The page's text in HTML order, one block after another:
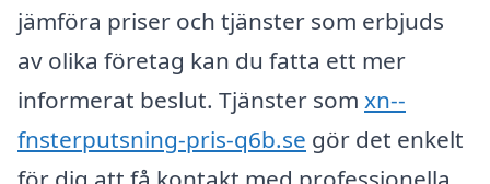
jämföra priser och tjänster som erbjuds
av olika företag kan du fatta ett mer
informerat beslut. Tjänster som xn--
fnsterputsning-pris-q6b.se gör det enkelt